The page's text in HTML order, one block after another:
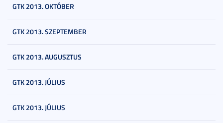
GTK 2013. OKTÓBER
GTK 2013. SZEPTEMBER
GTK 2013. AUGUSZTUS
GTK 2013. JÚLIUS
GTK 2013. JÚLIUS